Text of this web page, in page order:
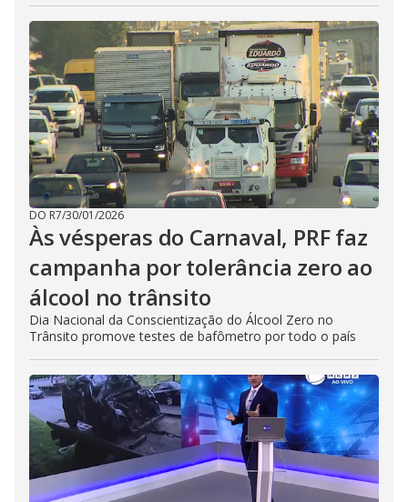
DO R7/30/01/2026
Às vésperas do Carnaval, PRF faz
campanha por tolerância zero ao
álcool no trânsito
Dia Nacional da Conscientização do Álcool Zero no
Trânsito promove testes de bafômetro por todo o país